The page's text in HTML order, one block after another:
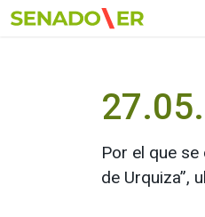
Ir al menú principal
Por el que
de Urquiza”,